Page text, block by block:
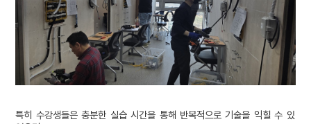
특히 수강생들은 충분한 실습 시간을 통해 반복적으로 기술을 익힐 수 있